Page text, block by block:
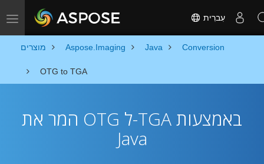
Toggle navigation עִברִית
מוצרים Aspose.Imaging Java Conversion
OTG to TGA
המר את OTG ל-TGA באמצעות
Java